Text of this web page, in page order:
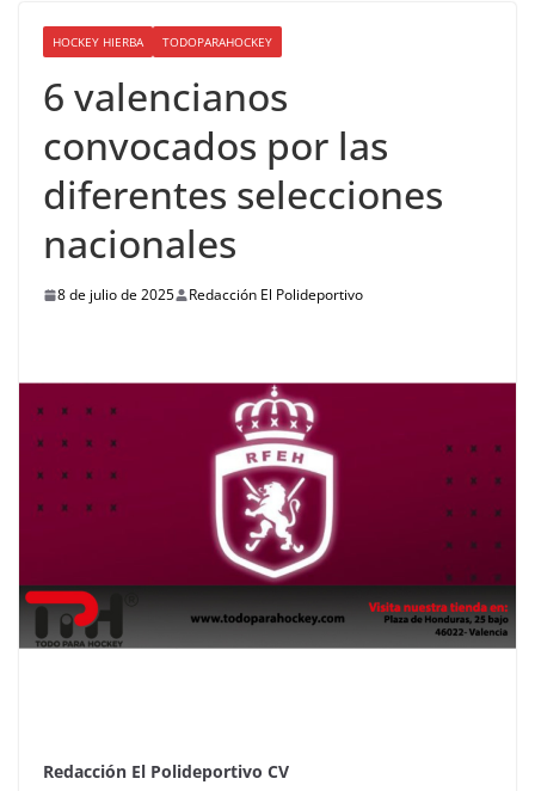
HOCKEY HIERBA TODOPARAHOCKEY
6 valencianos
convocados por las
diferentes selecciones
nacionales
8 de julio de 2025 Redacción El Polideportivo
Redacción El Polideportivo CV